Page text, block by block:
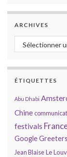
ARCHIVES
Archives
ÉTIQUETTES
Abu Dhabi
Chine
festivals
GoogleGreeters
Jean BlaiseLe